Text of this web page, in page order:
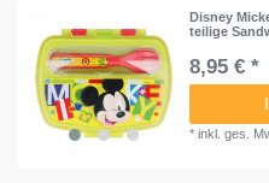
Disney
teilige
8,95 € *
*inkl. ges.